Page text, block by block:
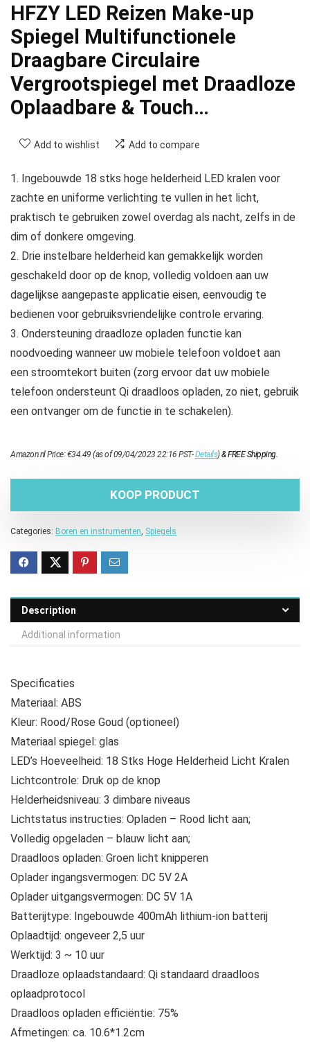
HFZY LED Reizen Make-up
Spiegel Multifunctionele
Draagbare Circulaire
Vergrootspiegel met Draadloze
Oplaadbare & Touch…
Add to wishlist Add to compare
1. Ingebouwde 18 stks hoge helderheid LED kralen voor
zachte en uniforme verlichting te vullen in het licht,
praktisch te gebruiken zowel overdag als nacht, zelfs in de
dim of donkere omgeving.
2. Drie instelbare helderheid kan gemakkelijk worden
geschakeld door op de knop, volledig voldoen aan uw
dagelijkse aangepaste applicatie eisen, eenvoudig te
bedienen voor gebruiksvriendelijke controle ervaring.
3. Ondersteuning draadloze opladen functie kan
noodvoeding wanneer uw mobiele telefoon voldoet aan
een stroomtekort buiten (zorg ervoor dat uw mobiele
telefoon ondersteunt Qi draadloos opladen, zo niet, gebruik
een ontvanger om de functie in te schakelen).
Amazon.nl Price:€34.49 (as of 09/04/2023 22:16 PST-Details)&FREE Shipping.
KOOP PRODUCT
Categories: Boren en instrumenten Spiegels
Description
Additional information
Specificaties
Materiaal: ABS
Kleur: Rood/Rose Goud (optioneel)
Materiaal spiegel: glas
LED’s Hoeveelheid: 18 Stks Hoge Helderheid Licht Kralen
Lichtcontrole: Druk op de knop
Helderheidsniveau: 3 dimbare niveaus
Lichtstatus instructies: Opladen – Rood licht aan;
Volledig opgeladen – blauw licht aan;
Draadloos opladen: Groen licht knipperen
Oplader ingangsvermogen: DC 5V 2A
Oplader uitgangsvermogen: DC 5V 1A
Batterijtype: Ingebouwde 400mAh lithium-ion batterij
Oplaadtijd: ongeveer 2,5 uur
Werktijd: 3 ~ 10 uur
Draadloze oplaadstandaard: Qi standaard draadloos
oplaadprotocol
Draadloos opladen efficiëntie: 75%
Afmetingen: ca. 10.6*1.2cm